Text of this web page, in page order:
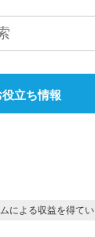
役立ち情報
による収益を得てい